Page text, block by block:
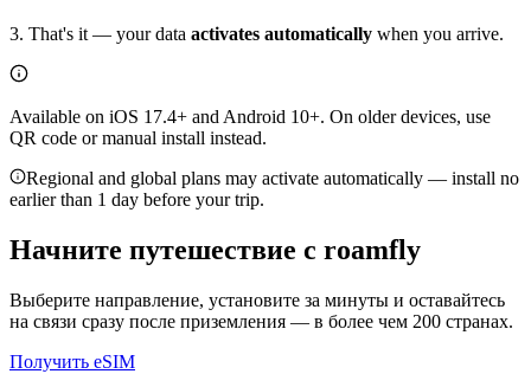
3. That's it — your data activates automatically when you arrive.
Available on iOS 17.4+ and Android 10+. On older devices, use
QR code or manual install instead.
Regional and global plans may activate automatically — install no
earlier than 1 day before your trip.
Начните путешествие с roamfly
Выберите направление, установите за минуты и оставайтесь
на связи сразу после приземления — в более чем 200 странах.
Получить eSIM